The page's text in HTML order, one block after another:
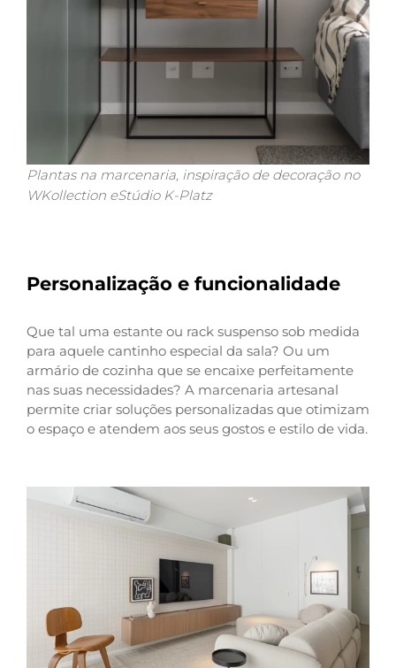
Plantas na marcenaria, inspiração de decoração no
WKollection eStúdio K-Platz
Personalização e funcionalidade
Que tal uma estante ou rack suspenso sob medida
para aquele cantinho especial da sala? Ou um
armário de cozinha que se encaixe perfeitamente
nas suas necessidades? A marcenaria artesanal
permite criar soluções personalizadas que otimizam
o espaço e atendem aos seus gostos e estilo de vida.